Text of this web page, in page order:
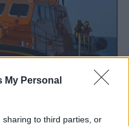
My Personal
to third parties, or